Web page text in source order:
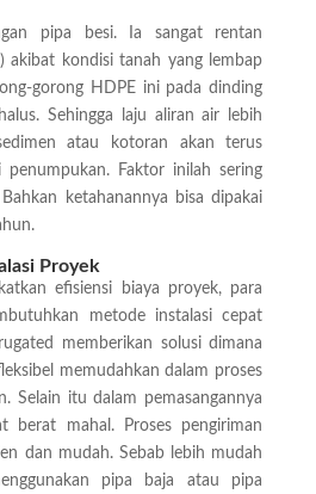
pipa besi. Ia sangat rentan
akibat kondisi tanah yang lembap
gorong HDPE ini pada dinding
Sehingga laju aliran air lebih
atau kotoran akan terus
penumpukan. Faktor inilah sering
ketahanannya bisa dipakai
Proyek
efisiensi biaya proyek, para
metode instalasi cepat
memberikan solusi dimana
memudahkan dalam proses
Selain itu dalam pemasangannya
berat mahal. Proses pengiriman
dan mudah. Sebab lebih mudah
pipa baja atau pipa